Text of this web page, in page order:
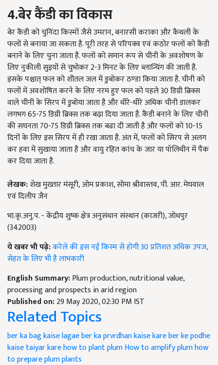
4.बेर कैंडी का विकास
बेर कैंडी को चुनिंदा किस्मों जैसे उमरान,बनारसी कराका और कैथली के
फलों से बनाया जा सकता है. पूरी तरह से परिपक्व एवं कठोर फलों को कैंडी
बनाने के लिए चुना जाता है. फलों को समान रूप से चीनी के अवशोषण के
लिए नुकीली सुइयों से चुभोकर2-3मिनट के लिए ब्लान्चिंग की जाती है.
इसके पश्चात् फल को शीतल जल में डुबोकर ठण्डा किया जाता है. चीनी को
फलों में अवशोषित करने के लिए नरम हुए फल को पहले30डिग्री ब्रिक्स
वाले चीनी के सिरप में डुबोया जाता है और धीरे-धीरे अधिक चीनी डालकर
लगभग65-75डिग्री ब्रिक्स तक बढ़ा दिया जाता है. कैंडी बनाने के लिए चीनी
की सघनता70-75डिग्री ब्रिक्स तक बढा दी जाती है और फलों को10-15
दिनों के लिए इस सिरप में ही रखा जाता है. अंत में,फलों को सिरप से अलग
कर हवा में सुखाया जाता है और वायु रहित कांच के जार या पॉलिथीन में पैक
कर दिया जाता है.
लेखक:शेख मुख्तार मंसूरी,ओम प्रकाश,सोमा श्रीवास्तव,पी. आर. मेघवाल
एवं दिलीप जैन
भा.कृ.अनु.प. - केंद्रीय शुष्क क्षेत्र अनुसंधान संस्थान (काजरी),जोधपुर
(342003)
ये खबर भी पढ़े:करेले की इस नई किस्म से होगी 30 प्रतिशत अधिक उपज,
सेहत के लिए भी है लाभकारी
English Summary:Plum production, nutritional value,
processing and prospects in arid region
Published on:29 May 2020, 02:30 PM IST
Related Topics
ber ka bag kaise lagaeber ka prvrdhan kaise kareber ke podhe
kaise taiyar karehow to plant plumHow to amplify plumhow
to prepare plum plants